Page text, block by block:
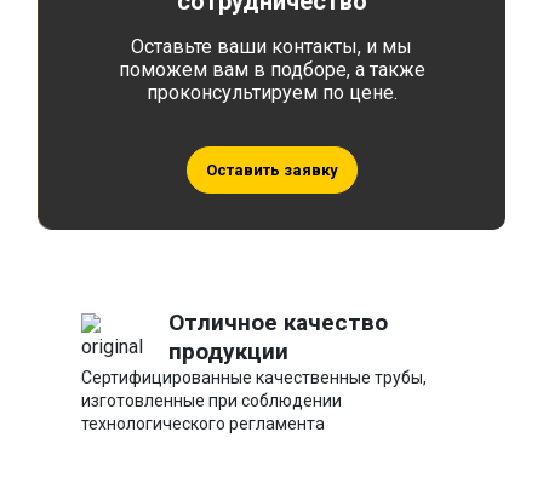
Оставьте ваши контакты, и мы
поможем вам в подборе, а также
проконсультируем по цене.
Оставить заявку
Отличное качество
продукции
Сертифицированные качественные трубы,
изготовленные при соблюдении
технологического регламента